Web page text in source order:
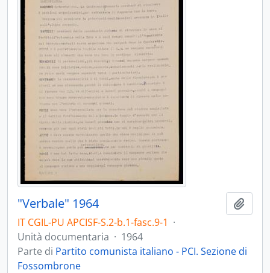
"Verbale" 1964
IT CGIL-PU APCISF-S.2-b.1-fasc.9-1 ·
Unità documentaria · 1964
Parte di Partito comunista italiano - PCI. Sezione di
Fossombrone